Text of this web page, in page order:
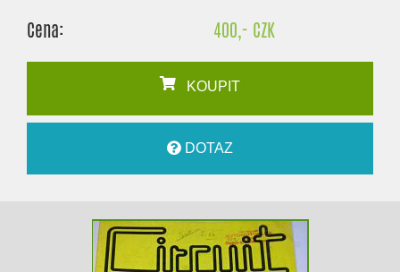
Cena: 400,- CZK
KOUPIT
DOTAZ